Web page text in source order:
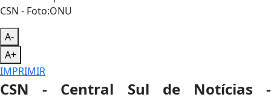
CSN - Foto:ONU
A-
A+
IMPRIMIR
CSN - Central Sul de Notícias -